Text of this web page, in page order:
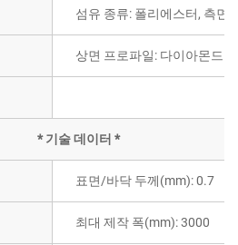
섬유 종류: 폴리에스터, 측면
상면 프로파일: 다이아몬드
* 기술 데이터 *
표면/바닥 두께(mm): 0.7
최대 제작 폭(mm): 3000